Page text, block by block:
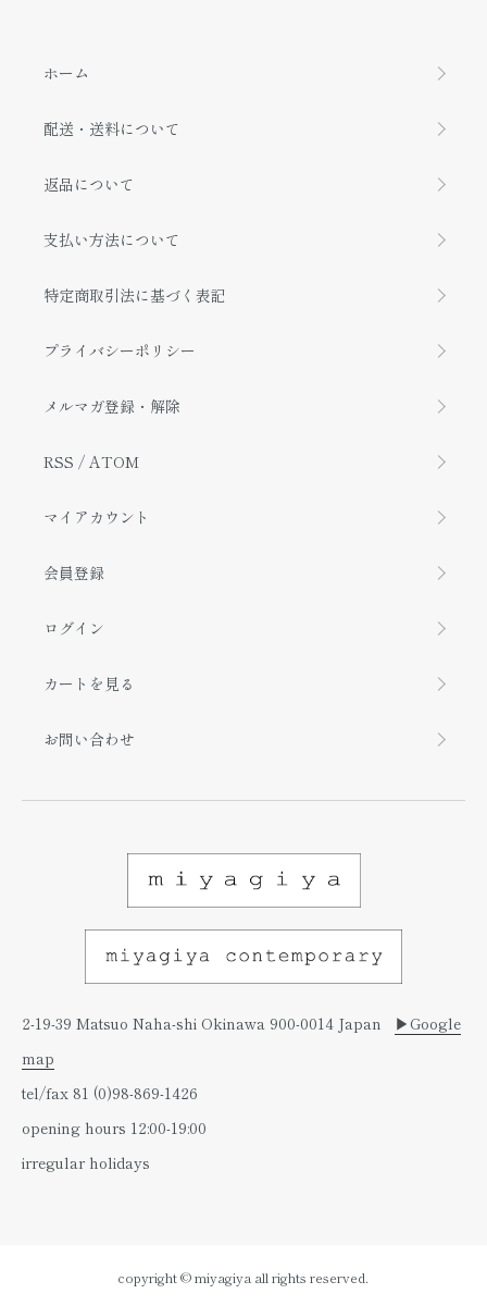
ホーム
配送・送料について
返品について
支払い方法について
特定商取引法に基づく表記
プライバシーポリシー
メルマガ登録・解除
RSS / ATOM
マイアカウント
会員登録
ログイン
カートを見る
お問い合わせ
2-19-39 Matsuo Naha-shi Okinawa 900-0014 Japan ▶︎Google
map
tel/fax 81 (0)98-869-1426
opening hours 12:00-19:00
irregular holidays
copyright © miyagiya all rights reserved.